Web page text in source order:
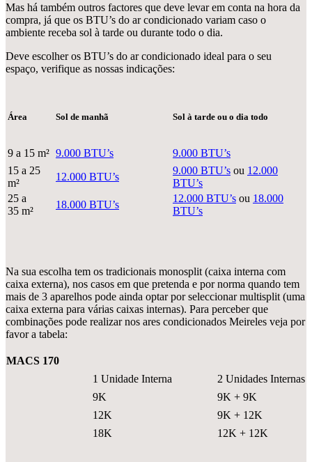
Mas há também outros factores que deve levar em conta na hora da
compra, já que os BTU’s do ar condicionado variam caso o
ambiente receba sol à tarde ou durante todo o dia.
Deve escolher os BTU’s do ar condicionado ideal para o seu
espaço, verifique as nossas indicações:
Área Sol de manhã Sol à tarde ou o dia todo
9 a 15 m² 9.000 BTU’s
9.000 BTU’s
15 a 25
m²
12.000 BTU’s
9.000 BTU’s ou 12.000
BTU’s
25 a
35 m²
18.000 BTU’s
12.000 BTU’s ou 18.000
BTU’s
Na sua escolha tem os tradicionais monosplit (caixa interna com
caixa externa), nos casos em que pretenda e por norma quando tem
mais de 3 aparelhos pode ainda optar por seleccionar multisplit (uma
caixa externa para várias caixas internas). Para perceber que
combinações pode realizar nos ares condicionados Meireles veja por
favor a tabela:
MACS 170
1 Unidade Interna
2 Unidades Internas
9K
9K + 9K
12K
9K + 12K
18K
12K + 12K